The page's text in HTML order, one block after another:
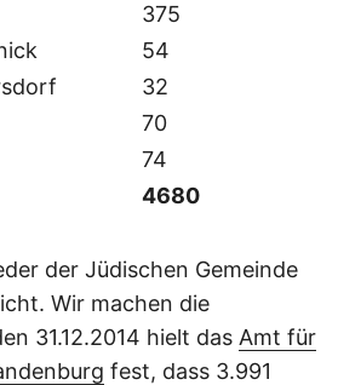
375
54
32
70
74
4680
der Jüdischen Gemeinde
Wir machen die
31.12.2014 hielt das Amt für
fest, dass 3.991